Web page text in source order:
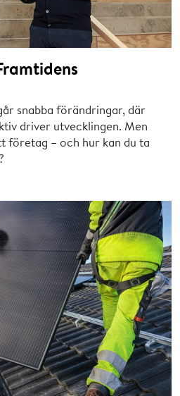
snabba förändringar, där
driver utvecklingen. Men
företag – och hur kan du ta